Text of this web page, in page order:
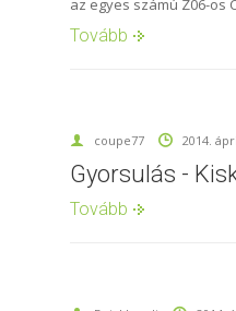
Tovább
coupe77 2014.
Gyorsulás -
Tovább